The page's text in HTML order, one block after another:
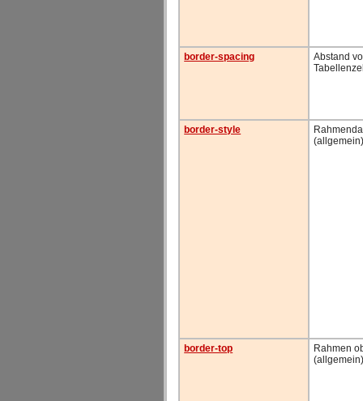
border-spacing
Abstand
border-style
border-top
Rahmen